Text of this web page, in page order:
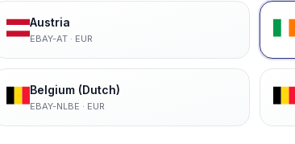
Austria
EBAY-AT· EUR
Belgium (Dutch)
EBAY-NLBE · EUR